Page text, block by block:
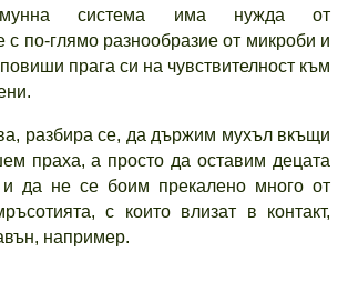
система има нужда от
с по-глямо разнообразие от микроби и
прага си на чувствителност към
разбира се, да държим мухъл вкъщи
праха, а просто да оставим децата
да не се боим прекалено много от
с които влизат в контакт,
например.